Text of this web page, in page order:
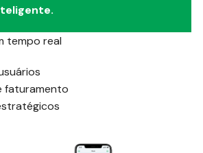
tempo real
faturamento